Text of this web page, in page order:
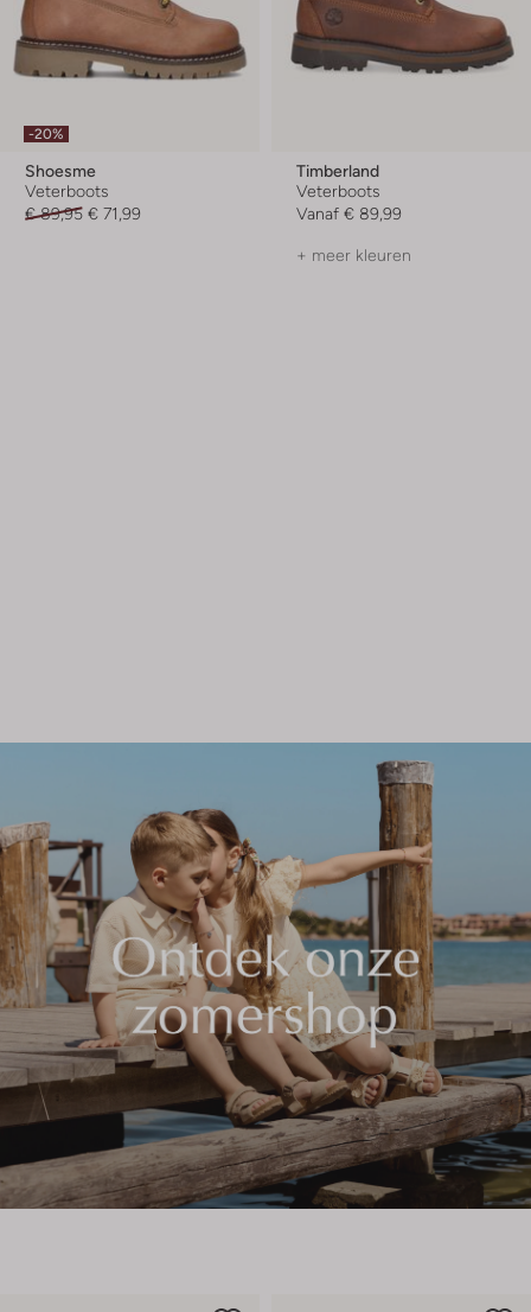
-20%
Shoesme
Veterboots
€ 89,95 € 71,99
Timberland
Veterboots
Vanaf € 89,99
+ meer kleuren